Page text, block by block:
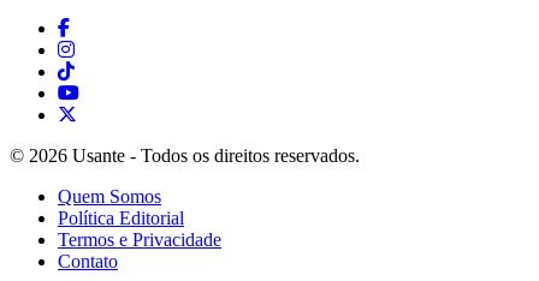
© 2026 Usante - Todos os direitos reservados.
Quem Somos
Política Editorial
Termos e Privacidade
Contato